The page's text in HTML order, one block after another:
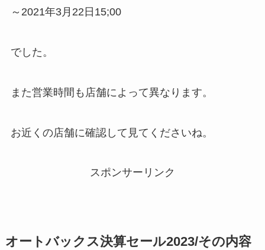
～2021年3月22日15;00
でした。
また営業時間も店舗によって異なります。
お近くの店舗に確認して見てくださいね。
スポンサーリンク
オートバックス決算セール2023/その内容